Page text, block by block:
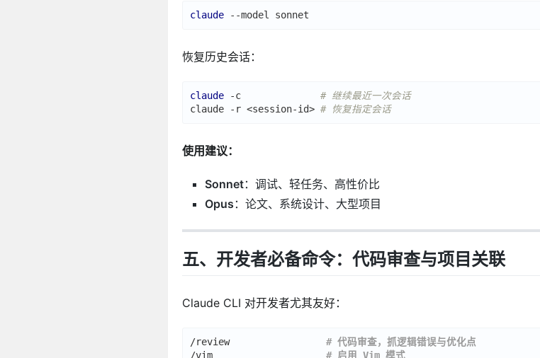
claude
恢复历史会话：
claude -c # 继续最近一次会话
claude -r <session-id> # 恢复指定会话
使用建议：
Sonnet：调试、轻任务、高性价比
Opus ：论文、系统设计、大型项目
五、开发者必备命令：代码审查与项目关联
Claude CLI 对开发者尤其友好：
/review # 代码审查，抓逻辑错误与优化点
/vim # 启用 Vim 模式